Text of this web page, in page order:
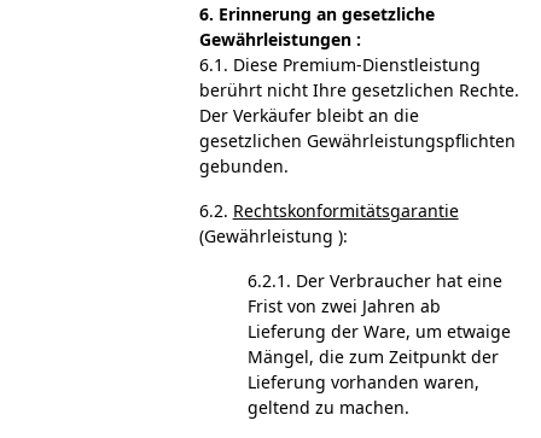
6. Erinnerung an gesetzliche
Gewährleistungen :
6.1. Diese Premium-Dienstleistung
berührt nicht Ihre gesetzlichen Rechte.
Der Verkäufer bleibt an die
gesetzlichen Gewährleistungspflichten
gebunden.
6.2. Rechtskonformitätsgarantie
(Gewährleistung ):
6.2.1. Der Verbraucher hat eine
Frist von zwei Jahren ab
Lieferung der Ware, um etwaige
Mängel, die zum Zeitpunkt der
Lieferung vorhanden waren,
geltend zu machen.